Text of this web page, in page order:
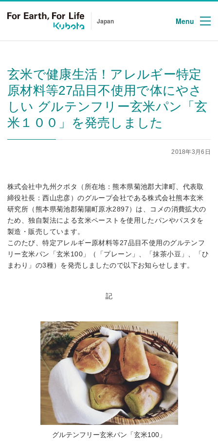
Japan Menu
玄米で健康生活！アレルギー特定
原材料等27品目不使用で体にやさ
しい グルテンフリー玄米パン「玄
米１００」を発売しました
2018年3月6日
株式会社中九州クボタ（所在地：熊本県菊池郡大津町、代表取
締役社長：西山忠彦）のグループ会社である株式会社熊本玄米
研究所（熊本県菊池郡菊陽町原水2897）は、コメの消費拡大の
ため、独自製法による玄米ペーストを使用したパンやパスタを
製造・販売しています。
このたび、特定アレルギー原材料等27品目不使用のグルテンフ
リー玄米パン「玄米100」（「プレーン」、「抹茶小豆」、「ひ
まわり」の3種）を発売しましたので以下お知らせします。
記
グルテンフリー玄米パン「玄米100」